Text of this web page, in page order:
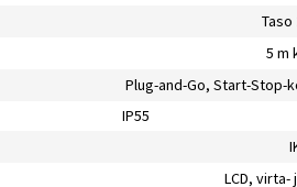
Taso
5 m
Plug-and-Go, Start-Stop-
IP55
LCD,